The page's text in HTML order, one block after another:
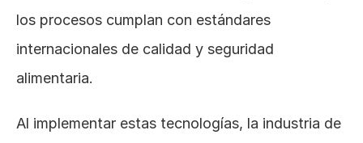
los procesos cumplan con estándares
internacionales de calidad y seguridad
alimentaria.
Al implementar estas tecnologías, la industria de